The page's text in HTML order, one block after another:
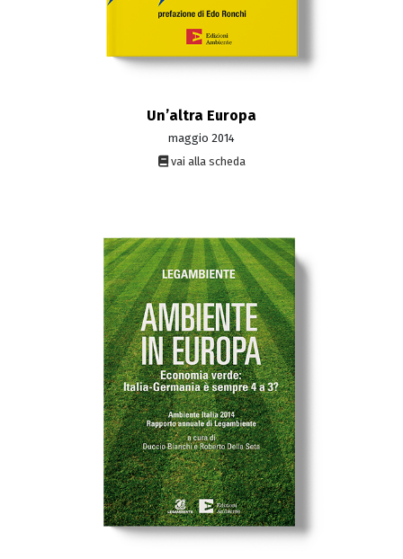
Un’altra Europa
maggio 2014
vai alla scheda